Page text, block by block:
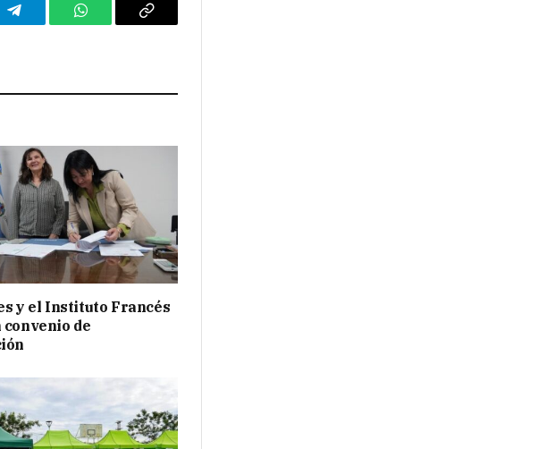
Telegram WhatsAppCopy
y el Instituto Francés
de